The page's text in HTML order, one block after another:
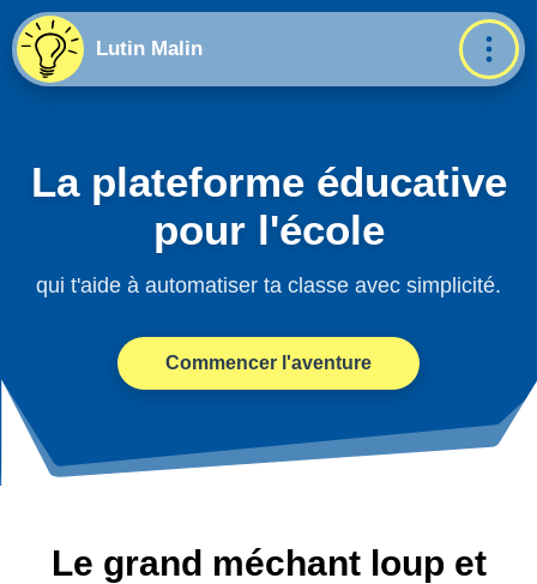
Lutin Malin
La plateforme éducative
pour l'école
qui t'aide à automatiser ta classe avec simplicité.
Commencer l'aventure
Le grand méchant loup et